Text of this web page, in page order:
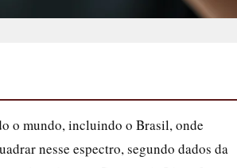
o mundo, incluindo o Brasil, onde
nesse espectro, segundo dados da